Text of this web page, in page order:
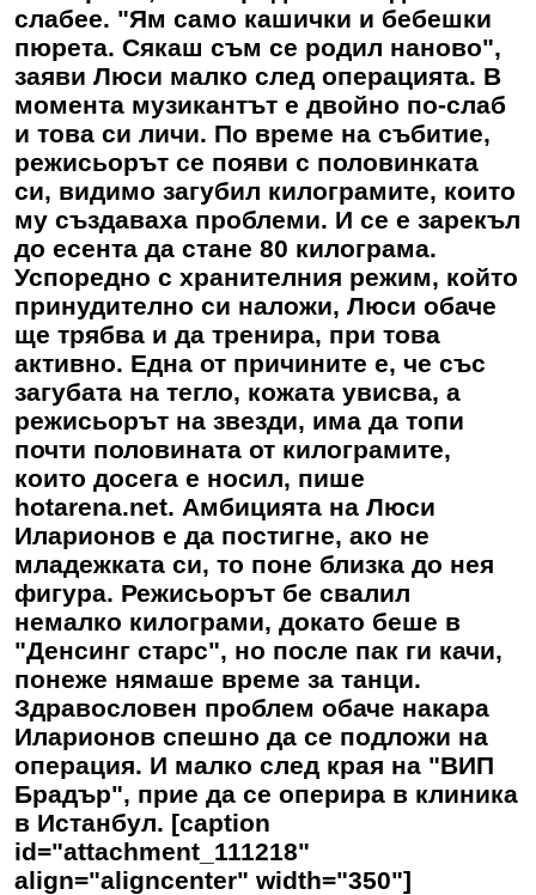
слабее. "Ям само кашички и бебешки
пюрета. Сякаш съм се родил наново",
заяви Люси малко след операцията. В
момента музикантът е двойно по-слаб
и това си личи. По време на събитие,
режисьорът се появи с половинката
си, видимо загубил килограмите, които
му създаваха проблеми. И се е зарекъл
до есента да стане 80 килограма.
Успоредно с хранителния режим, който
принудително си наложи, Люси обаче
ще трябва и да тренира, при това
активно. Една от причините е, че със
загубата на тегло, кожата увисва, а
режисьорът на звезди, има да топи
почти половината от килограмите,
които досега е носил, пише
hotarena.net. Амбицията на Люси
Иларионов е да постигне, ако не
младежката си, то поне близка до нея
фигура. Режисьорът бе свалил
немалко килограми, докато беше в
"Денсинг старс", но после пак ги качи,
понеже нямаше време за танци.
Здравословен проблем обаче накара
Иларионов спешно да се подложи на
операция. И малко след края на "ВИП
Брадър", прие да се оперира в клиника
в Истанбул. [caption
id="attachment_111218"
align="aligncenter" width="350"]